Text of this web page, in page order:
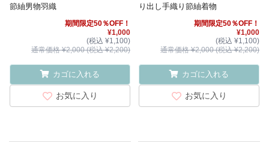
節紬男物羽織
期間限定50％OFF！
¥1,000
(税込 ¥1,100)
通常価格 ¥2,000 (税込 ¥2,200)
カゴに入れる
お気に入り
り出し手織り節紬着物
期間限定50％OFF！
¥1,000
(税込 ¥1,100)
通常価格 ¥2,000 (税込 ¥2,200)
カゴに入れる
お気に入り